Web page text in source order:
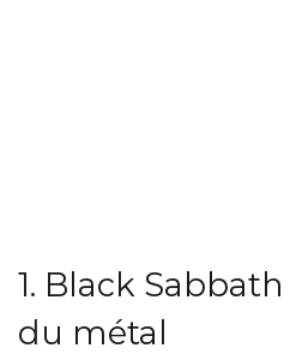
1. Black
du métal